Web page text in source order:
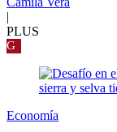
|
PLUS
G
Economía